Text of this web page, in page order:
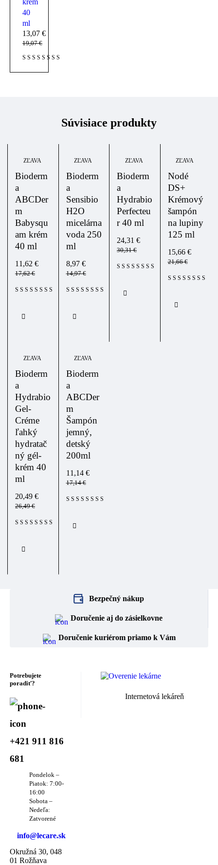
krém
40
ml
19,07€
13,07 €
Súvisiace produkty
ZĽAVA
Bioderm
a
ABCDer
m
Babysqu
am krém
40 ml
17,62€
11,62 €
ZĽAVA
Bioderm
a
Sensibio
H2O
micelárna
voda 250
ml
14,97€
8,97 €
ZĽAVA
Bioderm
a
Hydrabio
Perfecteu
r 40 ml
30,31€
24,31 €
ZĽAVA
Nodé
DS+
Krémový
šampón
na lupiny
125 ml
21,66€
15,66 €
ZĽAVA
Bioderm
a
Hydrabio
Gel-
Créme
ľahký
hydratač
ný gél-
krém 40
ml
26,49€
20,49 €
ZĽAVA
Bioderm
a
ABCDer
m
Šampón
jemný,
detský
200ml
17,14€
11,14 €
Bezpečný nákup
Doručenie aj do zásielkovne
Doručenie kuriérom priamo k Vám
Potrebujete
poradiť?
+421 911 816
681
Pondelok –
Piatok: 7:00-
16:00
Sobota –
Nedeľa:
Zatvorené
info@lecare.sk
Okružná 30, 048
01 Rožňava
Internetová lekáreň